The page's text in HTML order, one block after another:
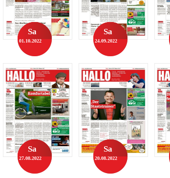
Sa
01.10.2022
Sa
24.09.2022
Sa
27.08.2022
Sa
20.08.2022